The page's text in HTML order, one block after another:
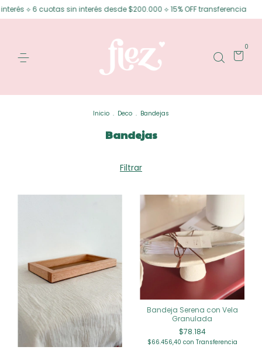
sin interés desde $200.000 ⟡ 15% OFF transferencia Envíos gratis
0
Inicio . Deco . Bandejas
Bandejas
Filtrar
Bandeja Serena con Vela
Granulada
$78.184
$66.456,40 con Transferencia